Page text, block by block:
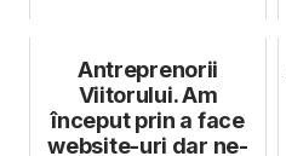
Antreprenorii
Viitorului. Am
început prin a face
website-uri dar ne-